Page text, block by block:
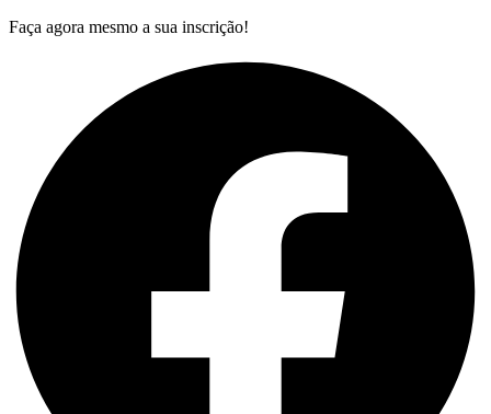
Faça agora mesmo a sua inscrição!